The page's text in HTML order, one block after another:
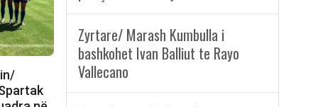
Zyrtare/ Marash Kumbulla i
bashkohet Ivan Balliut te Rayo
Vallecano